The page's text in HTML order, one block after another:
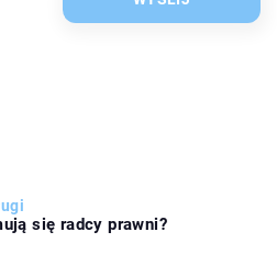
się radcy prawni?